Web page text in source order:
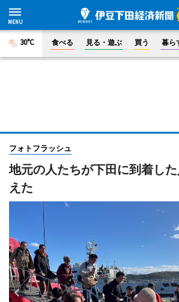
30°C 食べる 見る・遊ぶ 買う 暮ら
フォトフラッシュ
地元の人たちが下田に到着し
えた